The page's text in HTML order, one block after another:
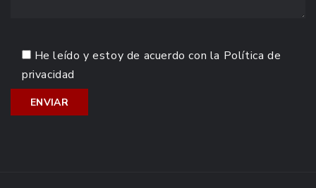
He leído y estoy de acuerdo con la Política de
privacidad